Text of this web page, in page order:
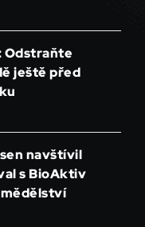
Odstraňte
ještě před
navštívil
s BioAktiv